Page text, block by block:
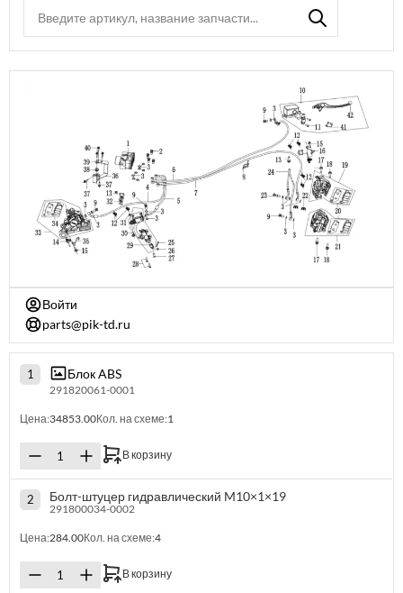
Войти
parts@pik-td.ru
1 Блок ABS
291820061-0001
Цена:34853.00Кол. на схеме:1
В корзину
2 Болт-штуцер гидравлический M10×1×19
291800034-0002
Цена:284.00Кол. на схеме:4
В корзину